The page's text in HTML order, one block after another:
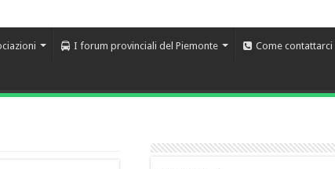
I forum provinciali del Piemonte Come contattarci